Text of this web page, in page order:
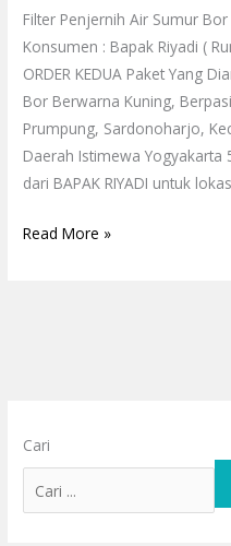
Filter Penjernih Air Sumur
Konsumen : Bapak Riyadi (
ORDER KEDUA Paket Yang
Bor Berwarna Kuning,
Prumpung, Sardonoharjo,
Daerah Istimewa
dari BAPAK RIYADI untuk
Read More »
Cari